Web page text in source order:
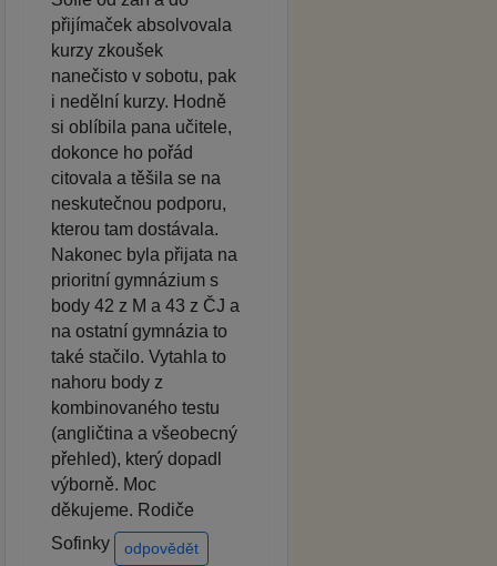
přijímaček absolvovala
kurzy zkoušek
nanečisto v sobotu, pak
i nedělní kurzy. Hodně
si oblíbila pana učitele,
dokonce ho pořád
citovala a těšila se na
neskutečnou podporu,
kterou tam dostávala.
Nakonec byla přijata na
prioritní gymnázium s
body 42 z M a 43 z ČJ a
na ostatní gymnázia to
také stačilo. Vytahla to
nahoru body z
kombinovaného testu
(angličtina a všeobecný
přehled), který dopadl
výborně. Moc
děkujeme. Rodiče
Sofinky
odpovědět